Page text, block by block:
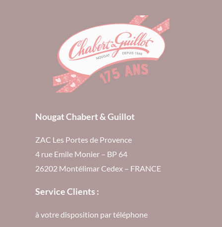
Nougat Chabert & Guillot
ZAC Les Portes de Provence
4 rue Emile Monier – BP 64
26202 Montélimar Cedex – FRANCE
Service Clients :
à votre disposition par téléphone